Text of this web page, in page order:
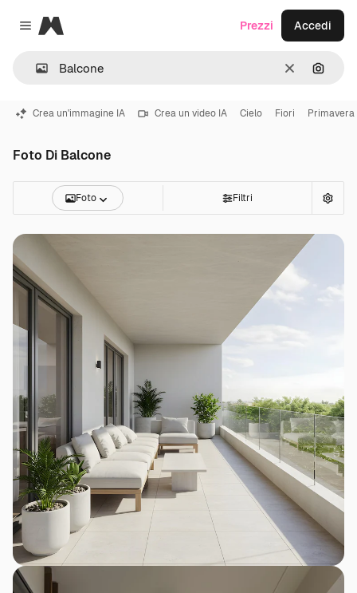
Close menu
Magnific
CancellaCerca
Prezzi Accedi
Crea un'immagine IA Crea un video IA Cielo Fiori Primavera
Foto Di Balcone
Foto Filtri